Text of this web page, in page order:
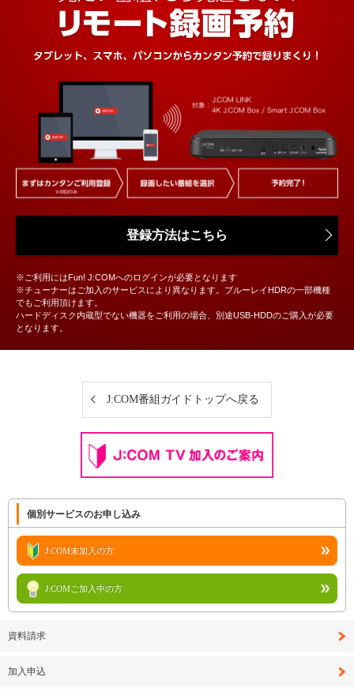
登録方法はこちら
※ご利用にはFun! J:COMへのログインが必要となります
※チューナーはご加入のサービスにより異なります。ブルーレイHDRの一部機種
でもご利用頂けます。
ハードディスク内蔵型でない機器をご利用の場合、別途USB-HDDのご購入が必要
となります。
J:COM番組ガイドトップへ戻る
個別サービスのお申し込み
J:COM未加入の方
J:COMご加入中の方
資料請求
加入申込